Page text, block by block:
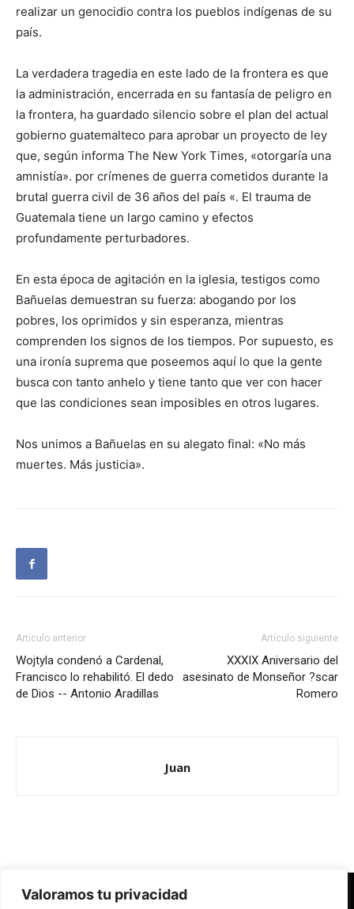
Valoramos tu privacidad
realizar un genocidio contra los pueblos indígenas de su
país.
La verdadera tragedia en este lado de la frontera es que
la administración, encerrada en su fantasía de peligro en
la frontera, ha guardado silencio sobre el plan del actual
gobierno guatemalteco para aprobar un proyecto de ley
que, según informa The New York Times, «otorgaría una
amnistía». por crímenes de guerra cometidos durante la
brutal guerra civil de 36 años del país «. El trauma de
Guatemala tiene un largo camino y efectos
profundamente perturbadores.
En esta época de agitación en la iglesia, testigos como
Bañuelas demuestran su fuerza: abogando por los
pobres, los oprimidos y sin esperanza, mientras
comprenden los signos de los tiempos. Por supuesto, es
una ironía suprema que poseemos aquí lo que la gente
busca con tanto anhelo y tiene tanto que ver con hacer
que las condiciones sean imposibles en otros lugares.
Nos unimos a Bañuelas en su alegato final: «No más
muertes. Más justicia».
Artículo anterior
Wojtyla condenó a Cardenal,
Francisco lo rehabilitó. El dedo
de Dios -- Antonio Aradillas
Artículo siguiente
XXXIX Aniversario del
asesinato de Monseñor ?scar
Romero
Juan
Redes Cristianas